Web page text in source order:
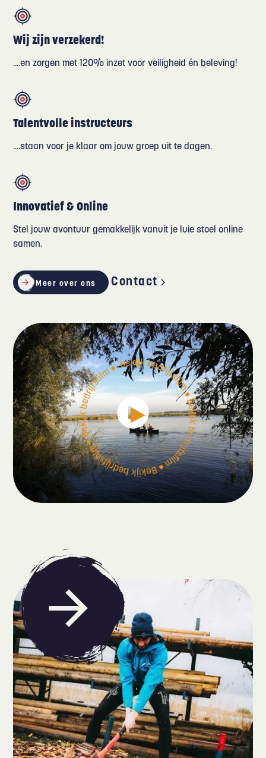
Wij zijn verzekerd!
....en zorgen met 120% inzet voor veiligheid én beleving!
Talentvolle instructeurs
....staan voor je klaar om jouw groep uit te dagen.
Innovatief & Online
Stel jouw avontuur gemakkelijk vanuit je luie stoel online
samen.
Meer over ons Contact